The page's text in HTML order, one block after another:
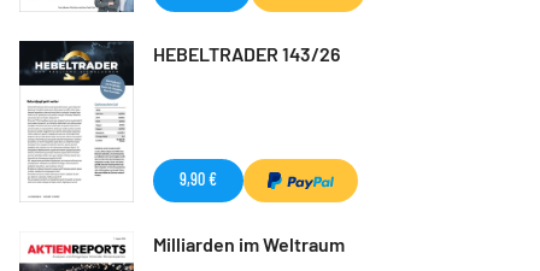
HEBELTRADER 143/26
9,90 €
Milliarden im Weltraum